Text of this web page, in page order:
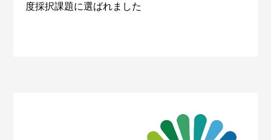
度採択課題に選ばれました